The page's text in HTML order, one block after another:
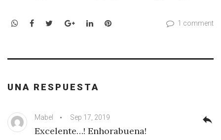
WhatsApp
Facebook
TwitterGoogle+LinkedInPinterest 1 comment
UNA RESPUESTA
Mabel Sep 17, 2019
Excelente…! Enhorabuena!
reply